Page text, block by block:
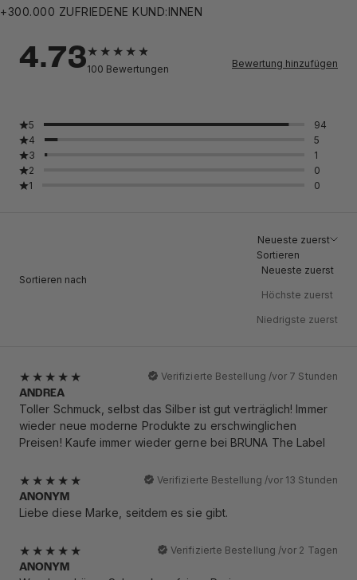
+300.000 ZUFRIEDENE KUND:INNEN
4.73100 Bewertungen Bewertung hinzufügen
5
94
4
5
3
1
2
0
1
0
Sortieren nach
Neueste zuerst
Sortieren
Neueste zuerst
Höchste zuerst
Niedrigste zuerst
Verifizierte Bestellung /vor 7 Stunden
ANDREA
Toller Schmuck, selbst das Silber ist gut verträglich! Immer
wieder neue moderne Produkte zu erschwinglichen
Preisen! Kaufe immer wieder gerne bei BRUNA The Label
Verifizierte Bestellung /vor 13 Stunden
ANONYM
Liebe diese Marke, seitdem es sie gibt.
Verifizierte Bestellung /vor 2 Tagen
ANONYM